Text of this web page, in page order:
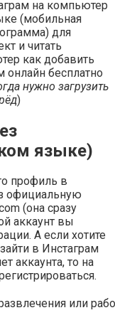
на компьютер
(мобильная
для
и читать
как добавить
онлайн бесплатно
нужно загрузить
)
языке)
профиль в
официальную
(она сразу
аккаунт вы
А если хотите
в Инстаграм
аккаунта, то на
или